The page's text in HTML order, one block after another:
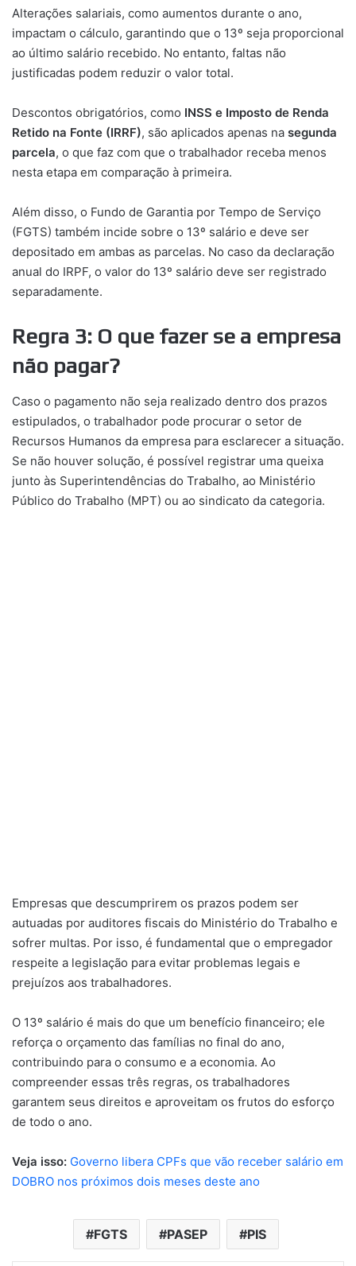
Alterações salariais, como aumentos durante o ano,
impactam o cálculo, garantindo que o 13º seja proporcional
ao último salário recebido. No entanto, faltas não
justificadas podem reduzir o valor total.
Descontos obrigatórios, como INSS e Imposto de Renda
Retido na Fonte (IRRF), são aplicados apenas na segunda
parcela, o que faz com que o trabalhador receba menos
nesta etapa em comparação à primeira.
Além disso, o Fundo de Garantia por Tempo de Serviço
(FGTS) também incide sobre o 13º salário e deve ser
depositado em ambas as parcelas. No caso da declaração
anual do IRPF, o valor do 13º salário deve ser registrado
separadamente.
Regra 3: O que fazer se a empresa
não pagar?
Caso o pagamento não seja realizado dentro dos prazos
estipulados, o trabalhador pode procurar o setor de
Recursos Humanos da empresa para esclarecer a situação.
Se não houver solução, é possível registrar uma queixa
junto às Superintendências do Trabalho, ao Ministério
Público do Trabalho (MPT) ou ao sindicato da categoria.
Empresas que descumprirem os prazos podem ser
autuadas por auditores fiscais do Ministério do Trabalho e
sofrer multas. Por isso, é fundamental que o empregador
respeite a legislação para evitar problemas legais e
prejuízos aos trabalhadores.
O 13º salário é mais do que um benefício financeiro; ele
reforça o orçamento das famílias no final do ano,
contribuindo para o consumo e a economia. Ao
compreender essas três regras, os trabalhadores
garantem seus direitos e aproveitam os frutos do esforço
de todo o ano.
Veja isso: Governo libera CPFs que vão receber salário em
DOBRO nos próximos dois meses deste ano
FGTS PASEP PIS